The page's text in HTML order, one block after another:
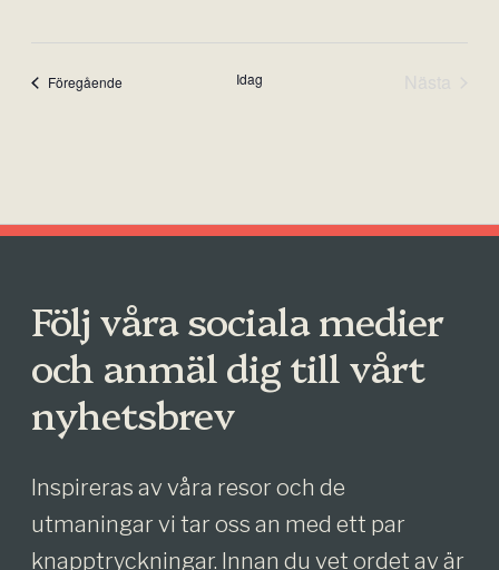
Föregående Idag
Följ våra sociala medier
och anmäl dig till vårt
nyhetsbrev
Inspireras av våra resor och de
utmaningar vi tar oss an med ett par
knapptryckningar. Innan du vet ordet av är